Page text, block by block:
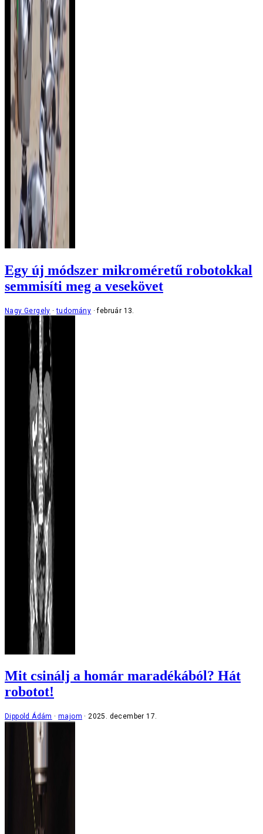
Egy új módszer mikroméretű robotokkal
semmisíti meg a vesekövet
Nagy Gergely tudomány február 13.
Mit csinálj a homár maradékából? Hát
robotot!
Dippold Ádám majom 2025. december 17.